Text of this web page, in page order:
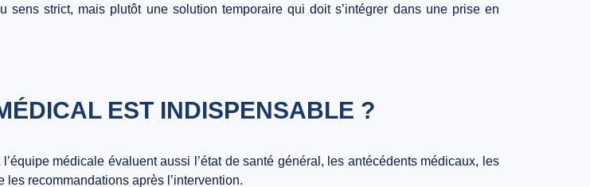
strict, mais plutôt une solution temporaire qui doit s’intégrer dans une prise en
EST INDISPENSABLE ?
médicale évaluent aussi l’état de santé général, les antécédents médicaux, les
recommandations après l’intervention.